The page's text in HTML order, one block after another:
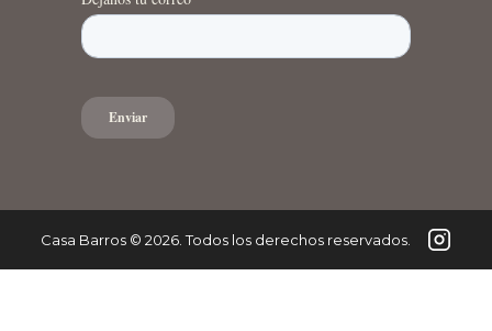
Casa Barros© 2026. Todos los derechos reservados.